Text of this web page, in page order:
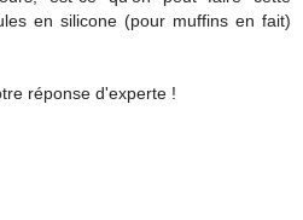
en silicone (pour muffins en fait)
réponse d'experte !